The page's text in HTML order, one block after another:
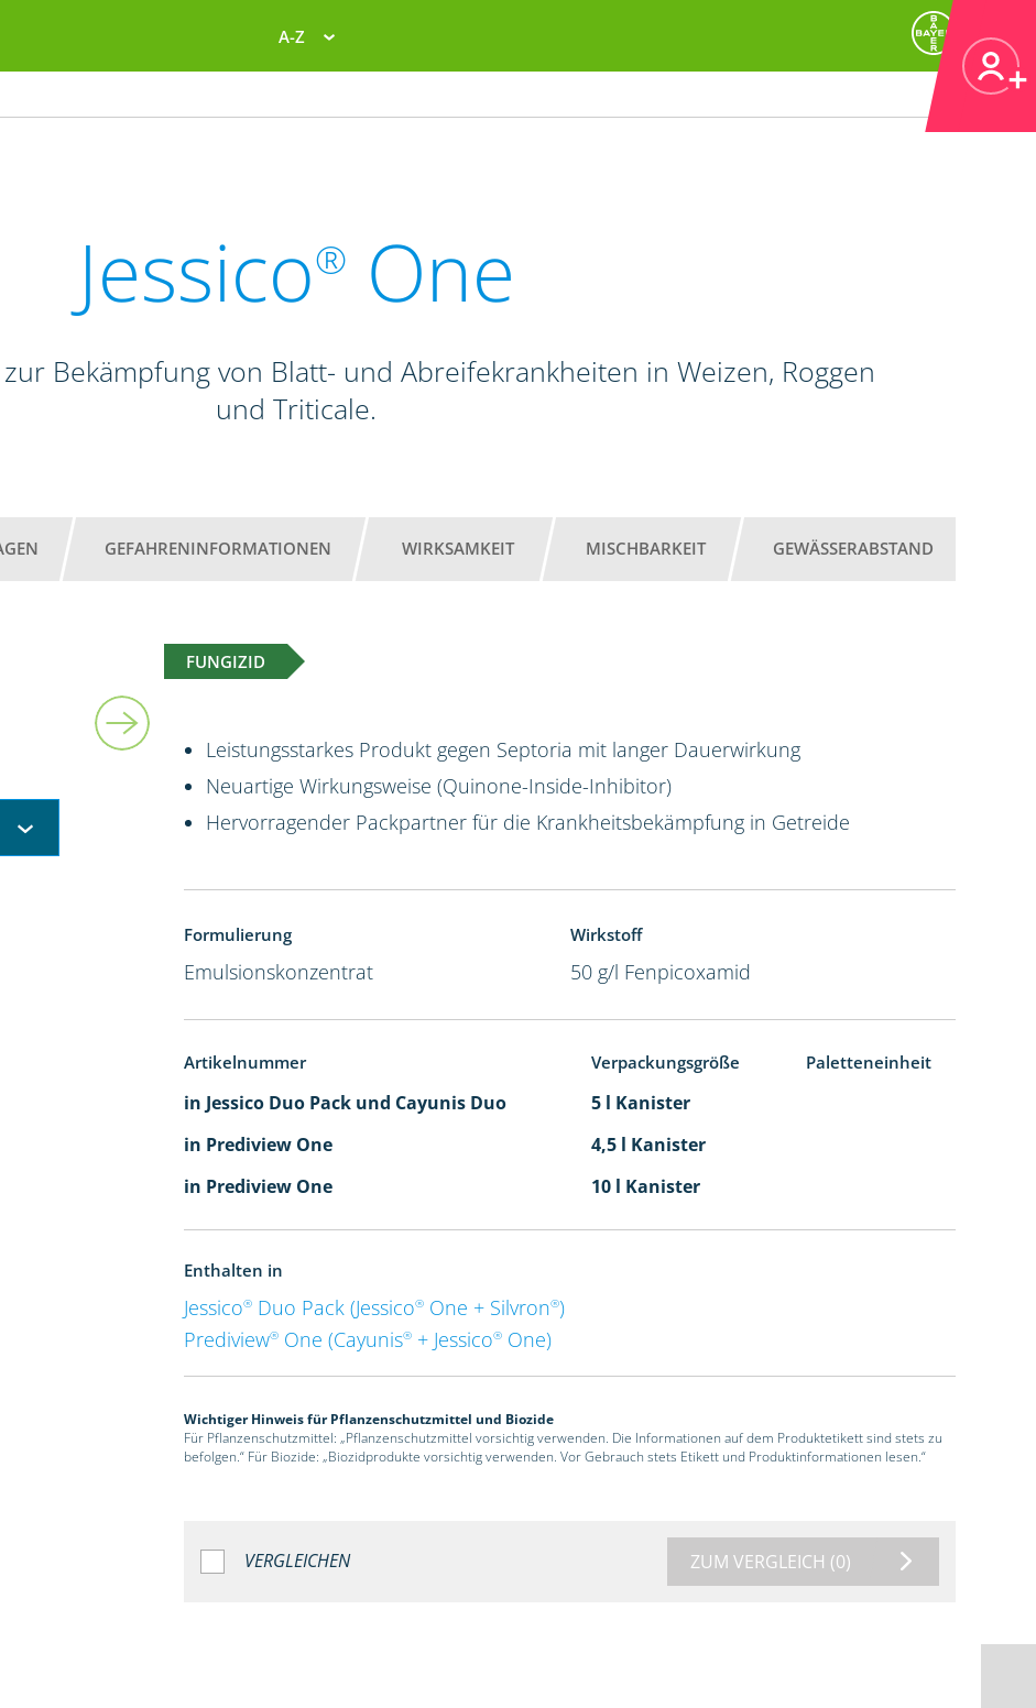
A-Z
Jessico® One
Bekämpfung von Blatt- und Abreifekrankheiten in Weizen, Roggen
und Triticale.
GEFAHRENINFORMATIONEN WIRKSAMKEIT MISCHBARKEIT GEWÄSSERABSTAND
FUNGIZID
Leistungsstarkes Produkt gegen Septoria mit langer Dauerwirkung
Neuartige Wirkungsweise (Quinone-Inside-Inhibitor)
Hervorragender Packpartner für die Krankheitsbekämpfung in Getreide
Formulierung
Emulsionskonzentrat
Wirkstoff
50 g/l Fenpicoxamid
Artikelnummer Verpackungsgröße Paletteneinheit
in Jessico Duo Pack und Cayunis Duo
5 l Kanister
in Prediview One
4,5 l Kanister
in Prediview One
10 l Kanister
Enthalten in
Jessico® Duo Pack (Jessico® One + Silvron®)
Prediview® One (Cayunis® + Jessico® One)
Wichtiger Hinweis für Pflanzenschutzmittel und Biozide
Für Pflanzenschutzmittel: „Pflanzenschutzmittel vorsichtig verwenden. Die Informationen auf dem Produktetikett sind stets zu
befolgen.“ Für Biozide: „Biozidprodukte vorsichtig verwenden. Vor Gebrauch stets Etikett und Produktinformationen lesen.“
VERGLEICHEN ZUM VERGLEICH (0)